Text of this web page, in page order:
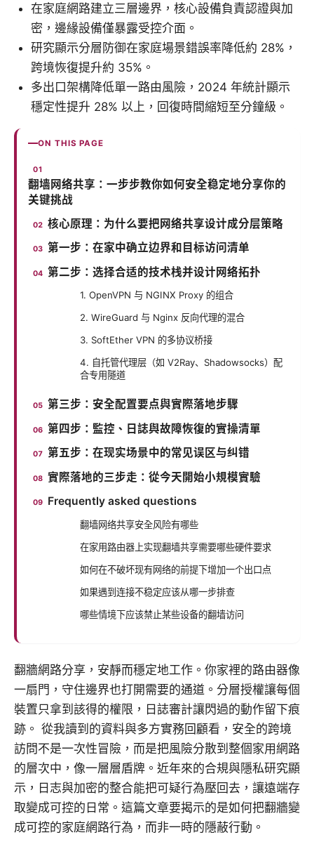
在家庭網路建立三層邊界，核心設備負責認證與加
密，邊緣設備僅暴露受控介面。
研究顯示分層防御在家庭場景錯誤率降低約 28%，
跨境恢復提升約 35%。
多出口架構降低單一路由風險，2024 年統計顯示
穩定性提升 28% 以上，回復時間縮短至分鐘級。
ON THIS PAGE
翻墙网络共享：一步步教你如何安全稳定地分享你的
关键挑战
核心原理：为什么要把网络共享设计成分层策略
第一步：在家中确立边界和目标访问清单
第二步：选择合适的技术栈并设计网络拓扑
1. OpenVPN 与 NGINX Proxy 的组合
2. WireGuard 与 Nginx 反向代理的混合
3. SoftEther VPN 的多协议桥接
4. 自托管代理层（如 V2Ray、Shadowsocks）配
合专用隧道
第三步：安全配置要点與實際落地步驟
第四步：監控、日誌與故障恢復的實操清單
第五步：在现实场景中的常见误区与纠错
實際落地的三步走：從今天開始小規模實驗
Frequently asked questions
翻墙网络共享安全风险有哪些
在家用路由器上实现翻墙共享需要哪些硬件要求
如何在不破坏现有网络的前提下增加一个出口点
如果遇到连接不稳定应该从哪一步排查
哪些情境下应该禁止某些设备的翻墙访问
翻牆網路分享，安靜而穩定地工作。你家裡的路由器像
一扇門，守住邊界也打開需要的通道。分層授權讓每個
裝置只拿到該得的權限，日誌審計讓閃過的動作留下痕
跡。 從我讀到的資料與多方實務回顧看，安全的跨境
訪問不是一次性冒險，而是把風險分散到整個家用網路
的層次中，像一層層盾牌。近年來的合規與隱私研究顯
示，日志與加密的整合能把可疑行為壓回去，讓遠端存
取變成可控的日常。這篇文章要揭示的是如何把翻牆變
成可控的家庭網路行為，而非一時的隱蔽行動。